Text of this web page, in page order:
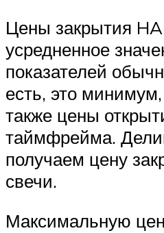
Цены закрытия
усредненное
показателей
есть, это
также цены
таймфрейма.
получаем цену
свечи.
Максимальную